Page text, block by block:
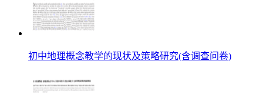
初中地理概念教学的现状及策略研究(含调查问卷)